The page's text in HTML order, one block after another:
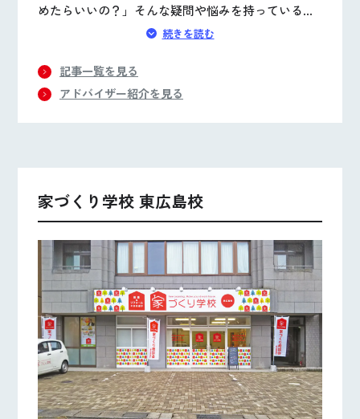
めたらいいの？」そんな疑問や悩みを持っている方
も多いと思います。これまでの住宅会社でのアドバ
く満足のいく家づくりのサポートをさせていただき
ます。
続きを読む
記事一覧を見る
アドバイザー紹介を見る
家づくり学校 東広島校